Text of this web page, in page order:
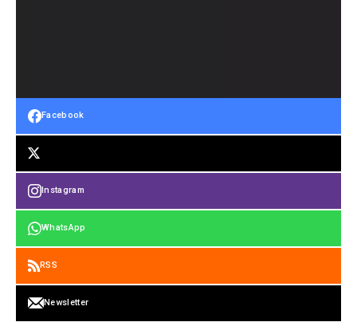
Facebook
Instagram
WhatsApp
RSS
Newsletter